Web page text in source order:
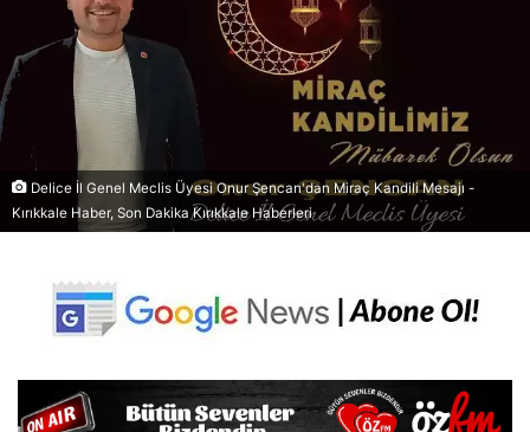
Delice İl Genel Meclis Üyesi Onur Şencan'dan Miraç Kandili Mesajı -
Kırıkkale Haber, Son Dakika Kırıkkale Haberleri